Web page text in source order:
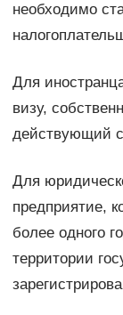
необходимо
Для
визу,
действующий
Для
предприятие,
более одного
территории